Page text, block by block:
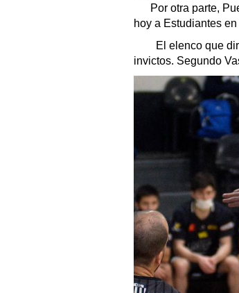
Por otra parte,
hoy a Estudiantes
El elenco que
invictos. Segundo